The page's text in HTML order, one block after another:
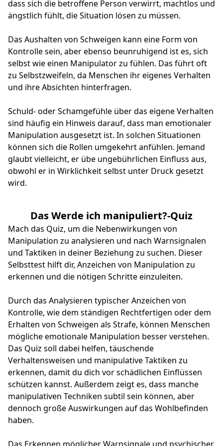
dass sich die betroffene Person verwirrt, machtlos und
ängstlich fühlt, die Situation lösen zu müssen.
Das Aushalten von Schweigen kann eine Form von
Kontrolle sein, aber ebenso beunruhigend ist es, sich
selbst wie einen Manipulator zu fühlen. Das führt oft
zu Selbstzweifeln, da Menschen ihr eigenes Verhalten
und ihre Absichten hinterfragen.
Schuld- oder Schamgefühle über das eigene Verhalten
sind häufig ein Hinweis darauf, dass man emotionaler
Manipulation ausgesetzt ist. In solchen Situationen
können sich die Rollen umgekehrt anfühlen. Jemand
glaubt vielleicht, er übe ungebührlichen Einfluss aus,
obwohl er in Wirklichkeit selbst unter Druck gesetzt
wird.
Das Werde ich manipuliert?-Quiz
Mach das Quiz, um die Nebenwirkungen von
Manipulation zu analysieren und nach Warnsignalen
und Taktiken in deiner Beziehung zu suchen. Dieser
Selbsttest hilft dir, Anzeichen von Manipulation zu
erkennen und die nötigen Schritte einzuleiten.
Durch das Analysieren typischer Anzeichen von
Kontrolle, wie dem ständigen Rechtfertigen oder dem
Erhalten von Schweigen als Strafe, können Menschen
mögliche emotionale Manipulation besser verstehen.
Das Quiz soll dabei helfen, täuschende
Verhaltensweisen und manipulative Taktiken zu
erkennen, damit du dich vor schädlichen Einflüssen
schützen kannst. Außerdem zeigt es, dass manche
manipulativen Techniken subtil sein können, aber
dennoch große Auswirkungen auf das Wohlbefinden
haben.